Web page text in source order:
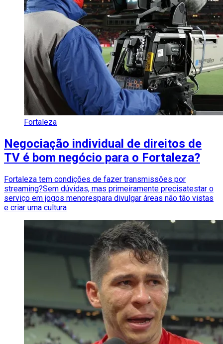
Fortaleza
Negociação individual de direitos de
TV é bom negócio para o Fortaleza?
Fortaleza tem condições de fazer transmissões por
streaming?Sem dúvidas, mas primeiramente precisatestar o
serviço em jogos menorespara divulgar áreas não tão vistas
e criar uma cultura